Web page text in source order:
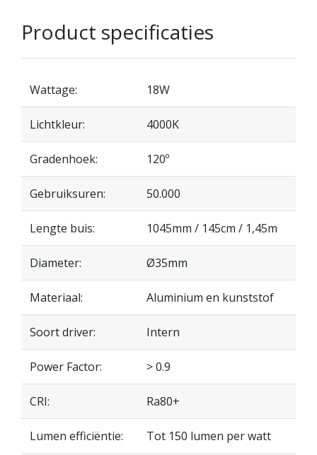
Product specificaties
Wattage: 18W
Lichtkleur: 4000K
Gradenhoek: 120º
Gebruiksuren: 50.000
Lengte buis: 1045mm / 145cm / 1,45m
Diameter: Ø35mm
Materiaal: Aluminium en kunststof
Soort driver: Intern
Power Factor: > 0.9
CRI: Ra80+
Lumen efficiëntie: Tot 150 lumen per watt